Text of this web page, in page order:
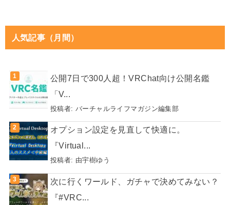
人気記事（月間）
公開7日で300人超！VRChat向け公開名鑑
「V...
投稿者: バーチャルライフマガジン編集部
オプション設定を見直して快適に。
『Virtual...
投稿者: 由宇樹ゆう
次に行くワールド、ガチャで決めてみない？
『#VRC...